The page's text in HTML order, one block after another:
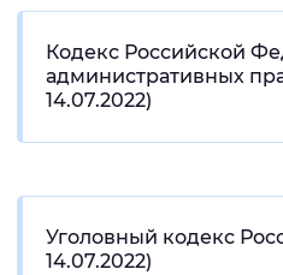
Кодекс Российской
административных
14.07.2022)
Уголовный кодекс
14.07.2022)